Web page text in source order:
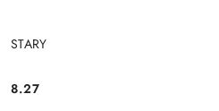
STARY
Cena:
8.27